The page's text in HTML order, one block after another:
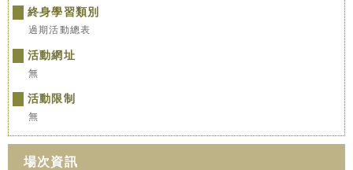
終身學習類別
過期活動總表
活動網址
無
活動限制
無
場次資訊